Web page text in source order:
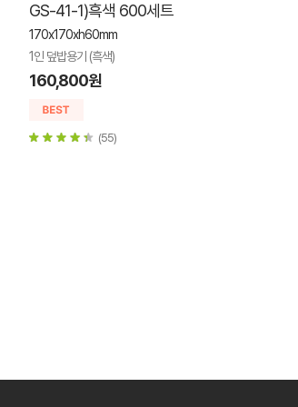
GS-41-1)흑색 600세트
170x170xh60mm
1인 덮밥용기 (흑색)
160,800원
(55)